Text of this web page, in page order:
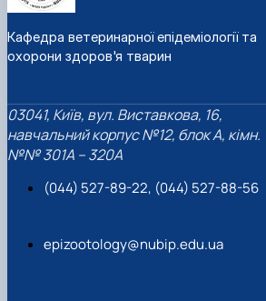
Кафедра ветеринарної епідеміології та
охорони здоров'я тварин
03041, Київ, вул. Виставкова, 16,
навчальний корпус №12, блок А, кімн.
№№ 301A – 320A
(044) 527-89-22, (044) 527-88-56
epizootology@nubip.edu.ua